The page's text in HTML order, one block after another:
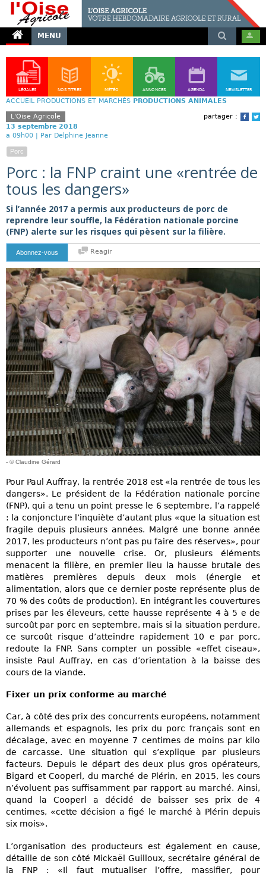
MENU
LÉGALES NOS TITRES MÉTÉO ANNONCES AGENDA NEWSLETTER
ACCUEIL PRODUCTIONS ET MARCHÉS PRODUCTIONS ANIMALES
partager :
L'Oise Agricole
13 septembre 2018
a 09h00 | Par Delphine Jeanne
Porc
Porc : la FNP craint une «rentrée de
tous les dangers»
Si l’année 2017 a permis aux producteurs de porc de
reprendre leur souffle, la Fédération nationale porcine
(FNP) alerte sur les risques qui pèsent sur la filière.
Abonnez-vous Reagir
- © Claudine Gérard
Pour Paul Auffray, la rentrée 2018 est «la rentrée de tous les
dangers». Le président de la Fédération nationale porcine
(FNP), qui a tenu un point presse le 6 septembre, l’a rappelé
: la conjoncture l’inquiète d’autant plus «que la situation est
fragile depuis plusieurs années. Malgré une bonne année
2017, les producteurs n’ont pas pu faire des réserves», pour
supporter une nouvelle crise. Or, plusieurs éléments
menacent la filière, en premier lieu la hausse brutale des
matières premières depuis deux mois (énergie et
alimentation, alors que ce dernier poste représente plus de
70 % des coûts de production). En intégrant les couvertures
prises par les éleveurs, cette hausse représente 4 à 5 e de
surcoût par porc en septembre, mais si la situation perdure,
ce surcoût risque d’atteindre rapidement 10 e par porc,
redoute la FNP. Sans compter un possible «effet ciseau»,
insiste Paul Auffray, en cas d’orientation à la baisse des
cours de la viande.
Fixer un prix conforme au marché
Car, à côté des prix des concurrents européens, notamment
allemands et espagnols, les prix du porc français sont en
décalage, avec en moyenne 7 centimes de moins par kilo
de carcasse. Une situation qui s’explique par plusieurs
facteurs. Depuis le départ des deux plus gros opérateurs,
Bigard et Cooperl, du marché de Plérin, en 2015, les cours
n’évoluent pas suffisamment par rapport au marché. Ainsi,
quand la Cooperl a décidé de baisser ses prix de 4
centimes, «cette décision a figé le marché à Plérin depuis
six mois».
L’organisation des producteurs est également en cause,
détaille de son côté Mickaël Guilloux, secrétaire général de
la FNP : «Il faut mutualiser l’offre, massifier, pour